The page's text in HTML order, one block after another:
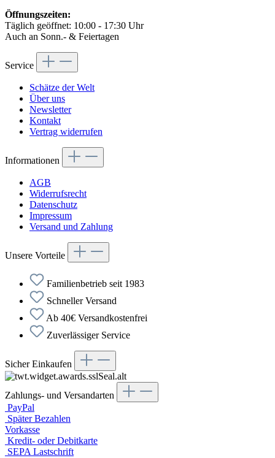
Öffnungszeiten:
Täglich geöffnet: 10:00 - 17:30 Uhr
Auch an Sonn.- & Feiertagen
Service
Schätze der Welt
Über uns
Newsletter
Kontakt
Vertrag widerrufen
Informationen
AGB
Widerrufsrecht
Datenschutz
Impressum
Versand und Zahlung
Unsere Vorteile
Familienbetrieb seit 1983
Schneller Versand
Ab 40€ Versandkostenfrei
Zuverlässiger Service
Sicher Einkaufen
Zahlungs- und Versandarten
PayPal
Später Bezahlen
Vorkasse
Kredit- oder Debitkarte
SEPA Lastschrift